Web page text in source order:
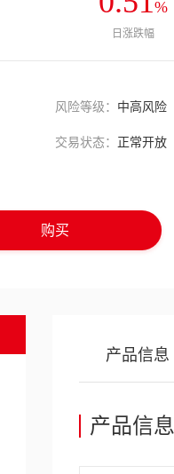
%
日涨跌幅
风险等级： 中高风险
交易状态： 正常开放
购买
产品信息
产品信息